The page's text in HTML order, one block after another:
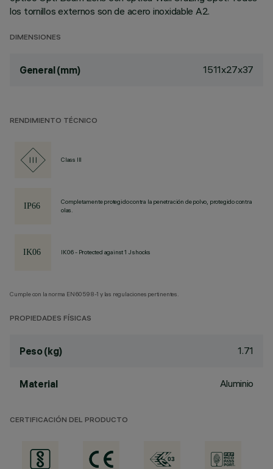
los tornillos externos son de acero inoxidable A2.
DIMENSIONES
General (mm) 1511x27x37
RENDIMIENTO TÉCNICO
Class III
Completamente protegido contra la penetración de polvo, protegido contra
olas.
IK06 - Protected against 1 J shocks
Cumple con la norma EN60598-1 y las regulaciones pertinentes.
PROPIEDADES FÍSICAS
Peso (kg) 1.71
Material Aluminio
CERTIFICACIÓN DEL PRODUCTO